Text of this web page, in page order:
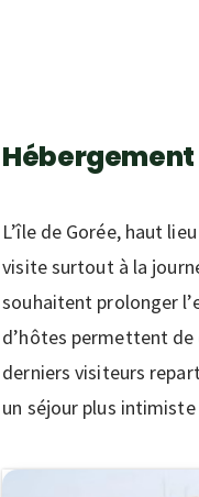
Hébergement
L’île de Gorée, haut
visite surtout à la
souhaitent prolonger
d’hôtes permettent de
derniers visiteurs
un séjour plus intimiste